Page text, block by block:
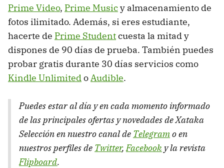
Prime Video, Prime Musicy almacenamiento de
fotos ilimitado. Además, si eres estudiante,
hacerte de Prime Studentcuesta la mitad y
dispones de 90 días de prueba. También puedes
probar gratis durante 30 días servicios como
Kindle UnlimitedoAudible.
Puedes estar al día y en cada momento informado
de las principales ofertas y novedades de Xataka
Selección en nuestro canal de Telegramo en
nuestros perfiles de Twitter,Facebook y la revista
Flipboard.